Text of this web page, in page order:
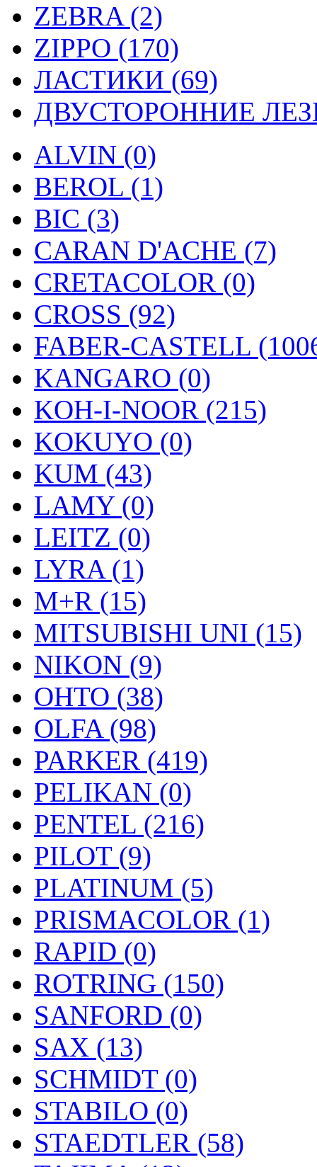
ZEBRA (2)
ZIPPO (170)
ЛАСТИКИ (69)
ДВУСТОРОННИЕ
ALVIN (0)
BEROL (1)
BIC (3)
CARAN D'ACHE (7)
CRETACOLOR (0)
CROSS (92)
FABER-CASTELL
KANGARO (0)
KOH-I-NOOR (215)
KOKUYO (0)
KUM (43)
LAMY (0)
LEITZ (0)
LYRA (1)
M+R (15)
MITSUBISHI UNI (15)
NIKON (9)
OHTO (38)
OLFA (98)
PARKER (419)
PELIKAN (0)
PENTEL (216)
PILOT (9)
PLATINUM (5)
PRISMACOLOR (1)
RAPID (0)
ROTRING (150)
SANFORD (0)
SAX (13)
SCHMIDT (0)
STABILO (0)
STAEDTLER (58)